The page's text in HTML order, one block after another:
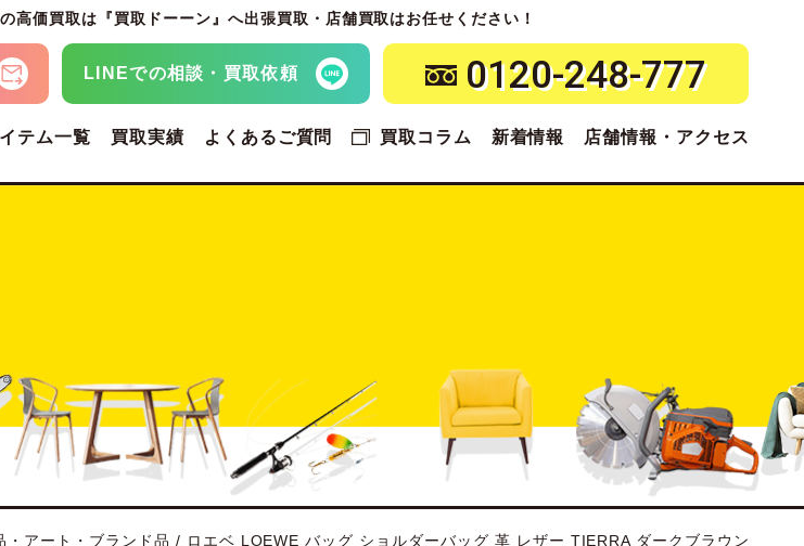
高価買取は『買取ドーーン』へ出張買取・店舗買取はお任せください！
LINEでの相談・買取依頼 0120-248-777
テム一覧 買取実績 よくあるご質問 買取コラム 新着情報 店舗情報・アクセス
・アート・ブランド品 / ロエベ LOEWE バッグ ショルダーバッグ 革 レザー TIERRA ダークブラウン